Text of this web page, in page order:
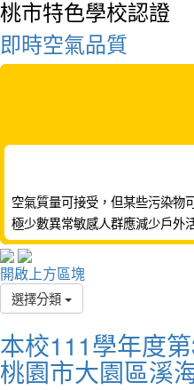
桃市特色學校認證
即時空氣品質
空氣質量可接受，但某些污染物
極少數異常敏感人群應減少戶外
開啟上方區塊
選擇分類
本校111學年度
桃園市大園區溪